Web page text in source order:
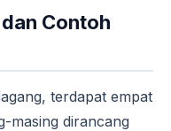
Contoh
terdapat empat
masing dirancang